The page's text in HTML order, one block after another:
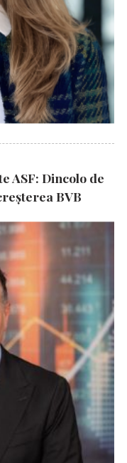
ASF: Dincolo de
BVB